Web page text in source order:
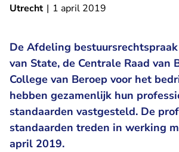
Utrecht | 1 april 2019
De Afdeling bestuursrechtspraak
van State, de Centrale Raad van
College van Beroep voor het
hebben gezamenlijk hun
standaarden vastgesteld. De
standaarden treden in werking
april 2019.